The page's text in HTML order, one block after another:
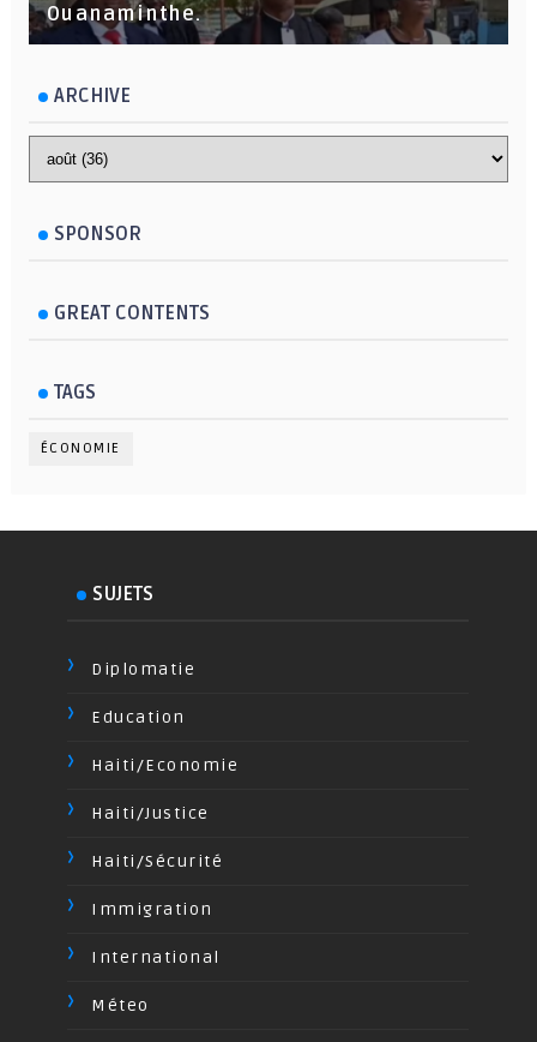
Ouanaminthe.
ARCHIVE
SPONSOR
GREAT CONTENTS
TAGS
ÉCONOMIE
SUJETS
Diplomatie
Education
Haiti/Economie
Haiti/Justice
Haiti/Sécurité
Immigration
International
Méteo